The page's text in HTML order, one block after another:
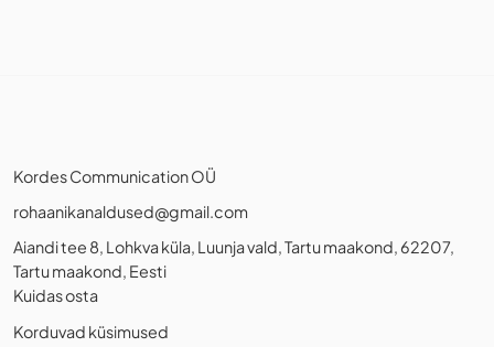
Kordes Communication OÜ
rohaanikanaldused@gmail.com
Aiandi tee 8, Lohkva küla, Luunja vald, Tartu maakond, 62207,
Tartu maakond, Eesti
Kuidas osta
Korduvad küsimused